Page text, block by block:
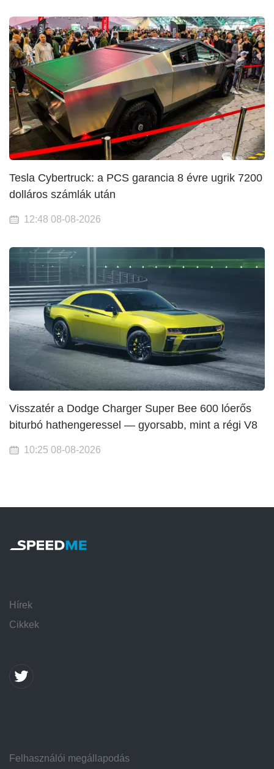
Tesla Cybertruck: a PCS garancia 8 évre ugrik 7200
dolláros számlák után
12:48 08-08-2026
Visszatér a Dodge Charger Super Bee 600 lóerős
biturbó hathengeressel — gyorsabb, mint a régi V8
10:25 08-08-2026
Hírek
Cikkek
Felhasználói megállapodás